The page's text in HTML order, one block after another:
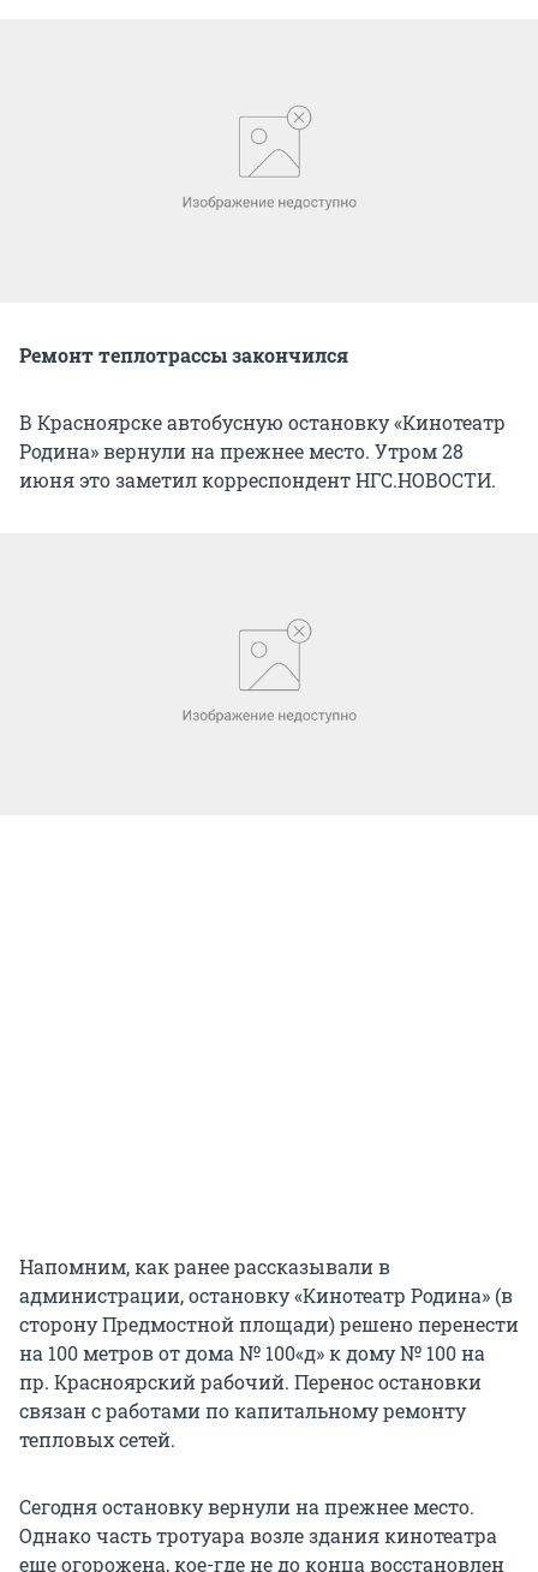
Ремонт теплотрассы закончился
В Красноярске автобусную остановку «Кинотеатр
Родина» вернули на прежнее место. Утром 28
июня это заметил корреспондент НГС.НОВОСТИ.
Напомним, как ранее рассказывали в
администрации, остановку «Кинотеатр Родина» (в
сторону Предмостной площади) решено перенести
на 100 метров от дома № 100«д» к дому № 100 на
пр. Красноярский рабочий. Перенос остановки
связан с работами по капитальному ремонту
тепловых сетей.
Сегодня остановку вернули на прежнее место.
Однако часть тротуара возле здания кинотеатра
еще огорожена, кое-где не до конца восстановлен